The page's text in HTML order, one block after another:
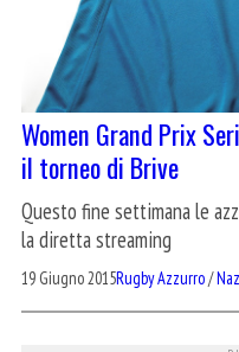
Women Grand Prix
il torneo di Brive
Questo fine settimana le
la diretta streaming
19 Giugno 2015Rugby Azzurro/